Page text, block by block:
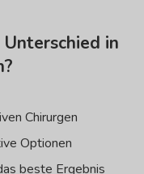
in
Chirurgen
Optionen
beste Ergebnis